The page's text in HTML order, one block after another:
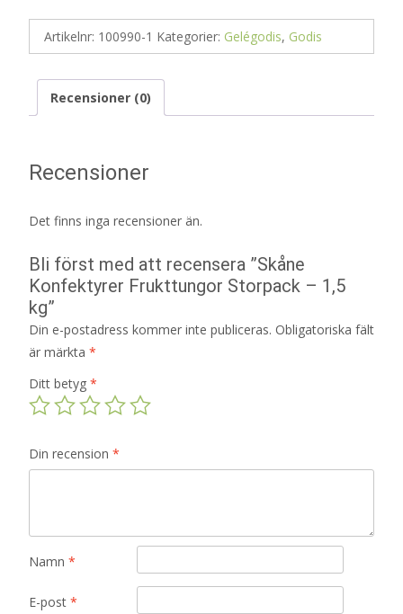
Artikelnr: 100990-1 Kategorier: Gelégodis, Godis
Recensioner (0)
Recensioner
Det finns inga recensioner än.
Bli först med att recensera ”Skåne
Konfektyrer Frukttungor Storpack – 1,5
kg”
Din e-postadress kommer inte publiceras. Obligatoriska fält
är märkta *
Ditt betyg *
Din recension *
Namn *
E-post *